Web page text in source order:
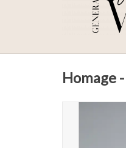
Homage